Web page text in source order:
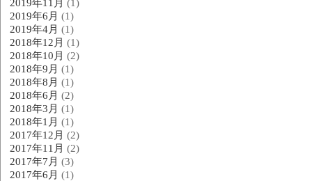
2019年11月 (1)
2019年6月 (1)
2019年4月 (1)
2018年12月 (1)
2018年10月 (2)
2018年9月 (1)
2018年8月 (1)
2018年6月 (2)
2018年3月 (1)
2018年1月 (1)
2017年12月 (2)
2017年11月 (2)
2017年7月 (3)
2017年6月 (1)